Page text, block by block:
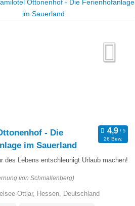
- Die
im Sauerland
26 Bew.
des Lebens entschleunigt Urlaub machen!
von Schmallenberg)
Ottlar, Hessen, Deutschland